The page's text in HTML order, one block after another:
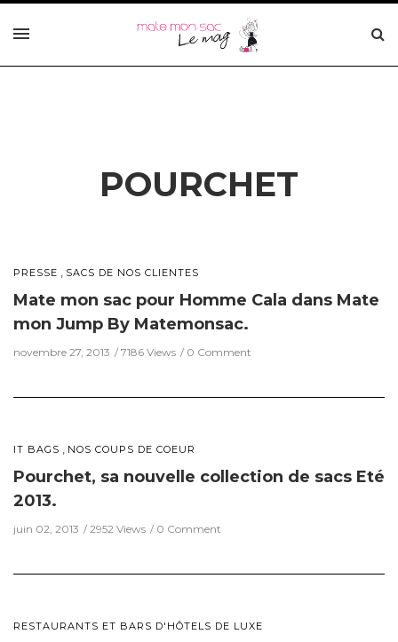
POURCHET
PRESSE SACS DE NOS CLIENTES
Mate mon sac pour Homme Cala dans Mate
mon Jump By Matemonsac.
novembre 27, 2013 7186 Views 0 Comment
IT BAGS NOS COUPS DE COEUR
Pourchet, sa nouvelle collection de sacs Eté
2013.
juin 02, 2013 2952 Views 0 Comment
RESTAURANTS ET BARS D'HÔTELS DE LUXE